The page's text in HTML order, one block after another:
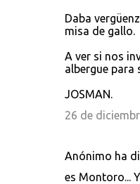
Daba
misa de gallo.
A ver si nos
albergue para
JOSMAN.
26 de
Anónimo ha
es Montoro...